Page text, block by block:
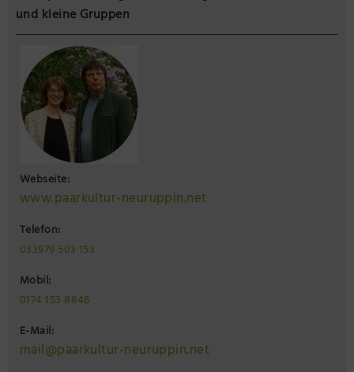
und kleine Gruppen
Webseite:
www.paarkultur-neuruppin.net
Telefon:
033979 503 153
Mobil:
0174 153 8846
E-Mail:
mail@paarkultur-neuruppin.net